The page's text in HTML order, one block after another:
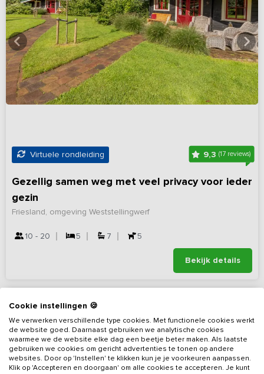
Virtuele rondleiding 9,3(17 reviews)
Gezellig samen weg met veel privacy voor ieder
gezin
Friesland, omgeving Weststellingwerf
10 - 20 5 7 5
Bekijk details
Cookie instellingen 🍪
We verwerken verschillende type cookies. Met functionele cookies werkt
de website goed. Daarnaast gebruiken we analytische cookies
waarmee we de website elke dag een beetje beter maken. Als laatste
gebruiken we cookies om gericht advertenties te tonen op andere
websites. Door op 'Instellen' te klikken kun je je voorkeuren aanpassen.
Klik op 'Accepteren en doorgaan' om alle cookies te accepteren. Je kunt